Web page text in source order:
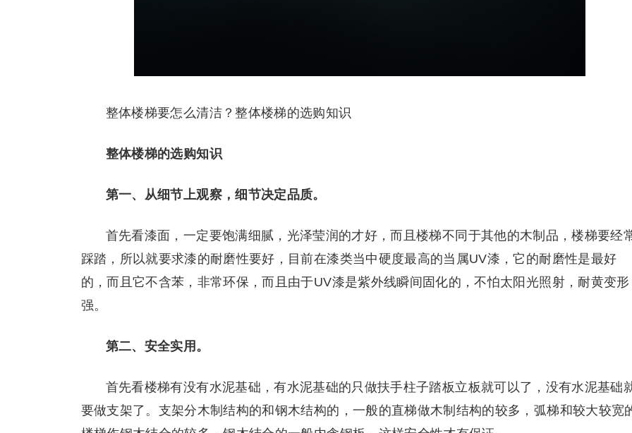
整体楼梯要怎么清洁？整体楼梯的选购知识
整体楼梯的选购知识
第一、从细节上观察，细节决定品质。
首先看漆面，一定要饱满细腻，光泽莹润的才好，而且楼梯不同于其他的木制品，楼梯要经
踩踏，所以就要求漆的耐磨性要好，目前在漆类当中硬度最高的当属UV漆，它的耐磨性是最好
的，而且它不含苯，非常环保，而且由于UV漆是紫外线瞬间固化的，不怕太阳光照射，耐黄变形
强。
第二、安全实用。
首先看楼梯有没有水泥基础，有水泥基础的只做扶手柱子踏板立板就可以了，没有水泥基础
要做支架了。支架分木制结构的和钢木结构的，一般的直梯做木制结构的较多，弧梯和较大较宽